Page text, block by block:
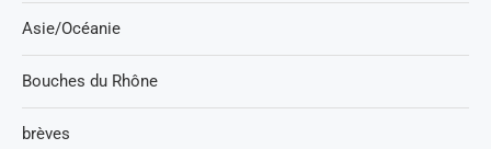
Asie/Océanie
Bouches du Rhône
brèves